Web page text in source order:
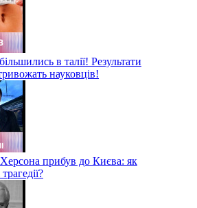
в талії! Результати
науковців!
прибув до Києва: як